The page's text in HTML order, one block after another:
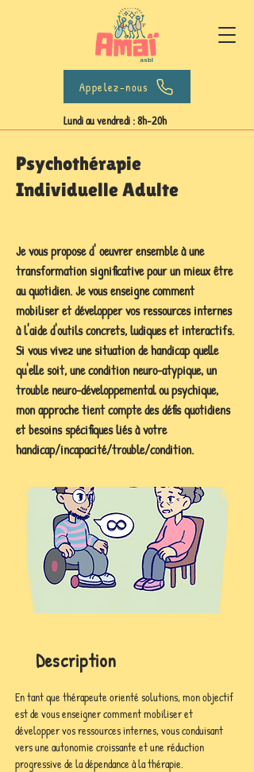
Appelez-nous
Lundi au vendredi : 8h-20h
Psychothérapie
Individuelle Adulte
Je vous propose d' oeuvrer ensemble à une
transformation significative pour un mieux être
au quotidien. Je vous enseigne comment
mobiliser et développer vos ressources internes
à l'aide d'outils concrets, ludiques et interactifs.
Si vous vivez une situation de handicap quelle
qu'elle soit, une condition neuro-atypique, un
trouble neuro-développemental ou psychique,
mon approche tient compte des défis quotidiens
et besoins spécifiques liés à votre
handicap/incapacité/trouble/condition.
Description
En tant que thérapeute orienté solutions, mon objectif
est de vous enseigner comment mobiliser et
développer vos ressources internes, vous conduisant
vers une autonomie croissante et une réduction
progressive de la dépendance à la thérapie.